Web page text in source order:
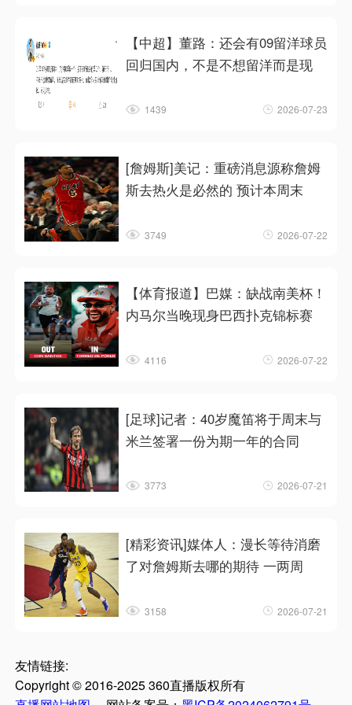
【中超】董路：还会有09留洋球员
回归国内，不是不想留洋而是现
1439 2026-07-23
[詹姆斯]美记：重磅消息源称詹姆
斯去热火是必然的 预计本周末
3749 2026-07-22
【体育报道】巴媒：缺战南美杯！
内马尔当晚现身巴西扑克锦标赛
4116 2026-07-22
[足球]记者：40岁魔笛将于周末与
米兰签署一份为期一年的合同
3773 2026-07-21
[精彩资讯]媒体人：漫长等待消磨
了对詹姆斯去哪的期待 一两周
3158 2026-07-21
友情链接:
Copyright © 2016-2025 360直播版权所有